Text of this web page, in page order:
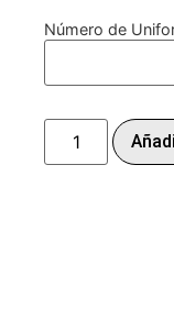
Número de